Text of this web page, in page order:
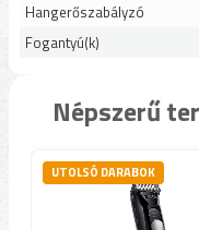
Hangerőszabályzó
Fogantyú(k)
Népszerű
UTOLSÓ DARABOK